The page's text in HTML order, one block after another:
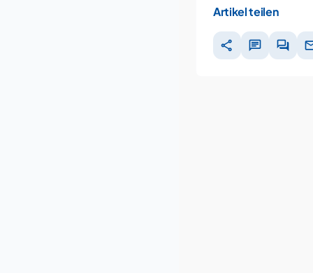
Artikel teilen
share chat forum